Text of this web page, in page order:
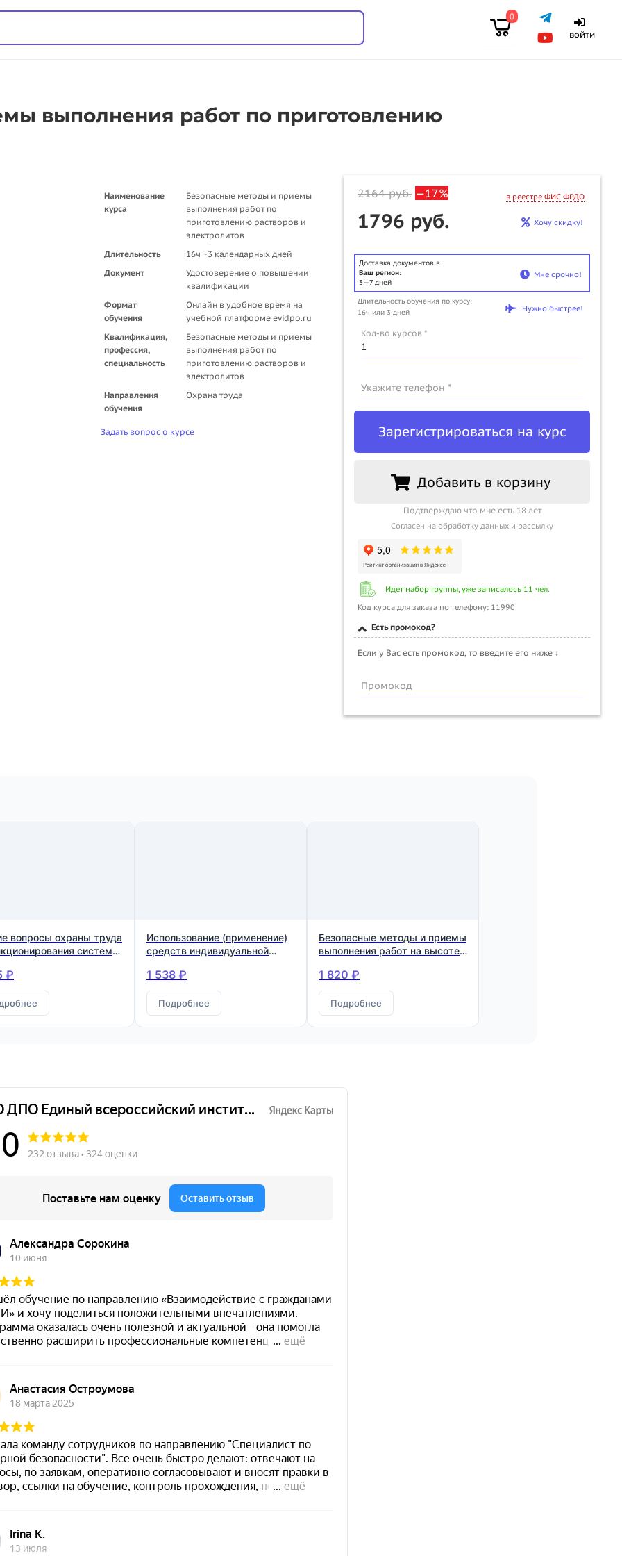
0
войти
выполнения работ по приготовлению
Наименование
курса
Безопасные методы и приемы
выполнения работ по
приготовлению растворов и
электролитов
Длительность
16ч ~3 календарных дней
Документ
Удостоверение о повышении
квалификации
Формат
обучения
Онлайн в удобное время на
учебной платформе evidpo.ru
Квалификация,
профессия,
специальность
Безопасные методы и приемы
выполнения работ по
приготовлению растворов и
электролитов
Направления
обучения
Охрана труда
Задать вопрос о курсе
2164руб. —17% в реестре ФИС ФРДО
1796 руб. Хочу скидку!
Доставка документов в
Ваш регион:
3—7 дней
Мне срочно!
Длительность обучения по курсу:
16ч или 3 дней
Нужно быстрее!
Кол-во курсов *
Укажите телефон *
Зарегистрироваться на курс
Добавить в корзину
Подтверждаю что мне есть 18 лет
Согласен на обработку данных и рассылку
Идет набор группы, уже записалось 11 чел.
Код курса для заказа по телефону: 11990
Есть промокод?
Если у Вас есть промокод, то введите его ниже ↓
Промокод
вопросы охраны труда
системы
₽
Использование (применение)
средств индивидуальной
1 538 ₽
Подробнее
Безопасные методы и приемы
выполнения работ на высоте
1 820 ₽
Подробнее